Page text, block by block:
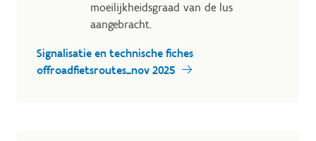
moeilijkheidsgraad van de lus
aangebracht.
Signalisatie en technische fiches
offroadfietsroutes_nov 2025